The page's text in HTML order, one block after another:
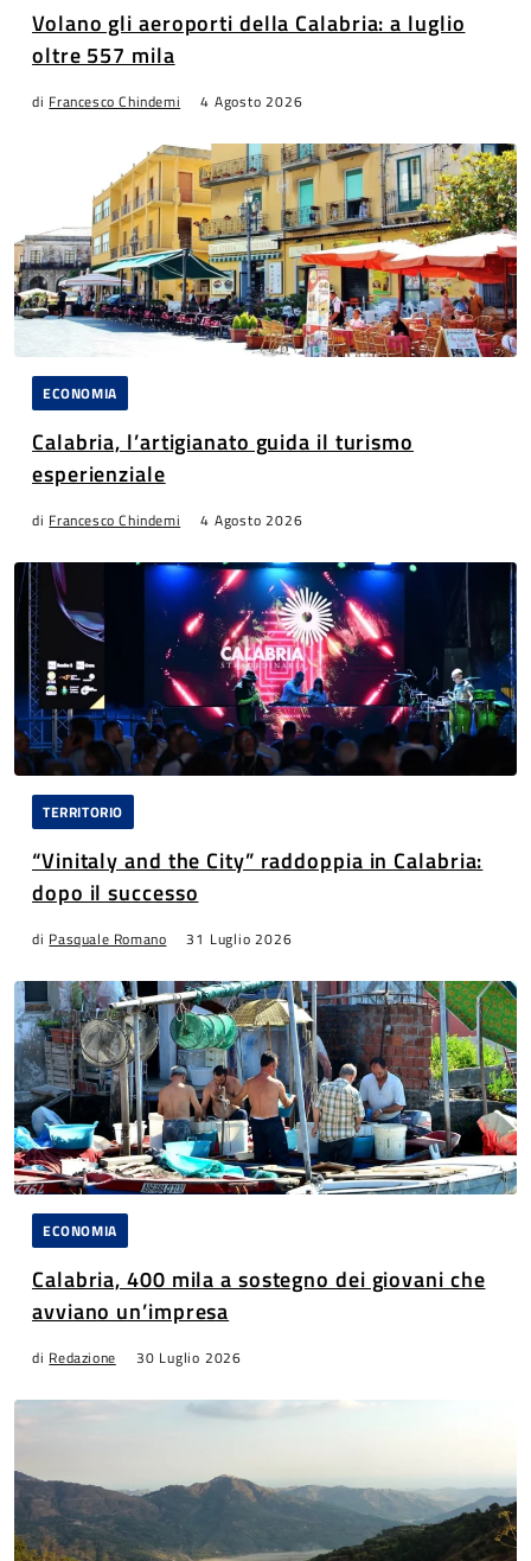
Volano gli aeroporti della Calabria: a luglio
oltre 557 mila
di Francesco Chindemi 4 Agosto 2026
ECONOMIA
Calabria, l’artigianato guida il turismo
esperienziale
di Francesco Chindemi 4 Agosto 2026
TERRITORIO
“Vinitaly and the City” raddoppia in Calabria:
dopo il successo
di Pasquale Romano 31 Luglio 2026
ECONOMIA
Calabria, 400 mila a sostegno dei giovani che
avviano un’impresa
di Redazione 30 Luglio 2026